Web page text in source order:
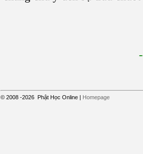
© 2008 -2026 Phật Học Online | Homepage